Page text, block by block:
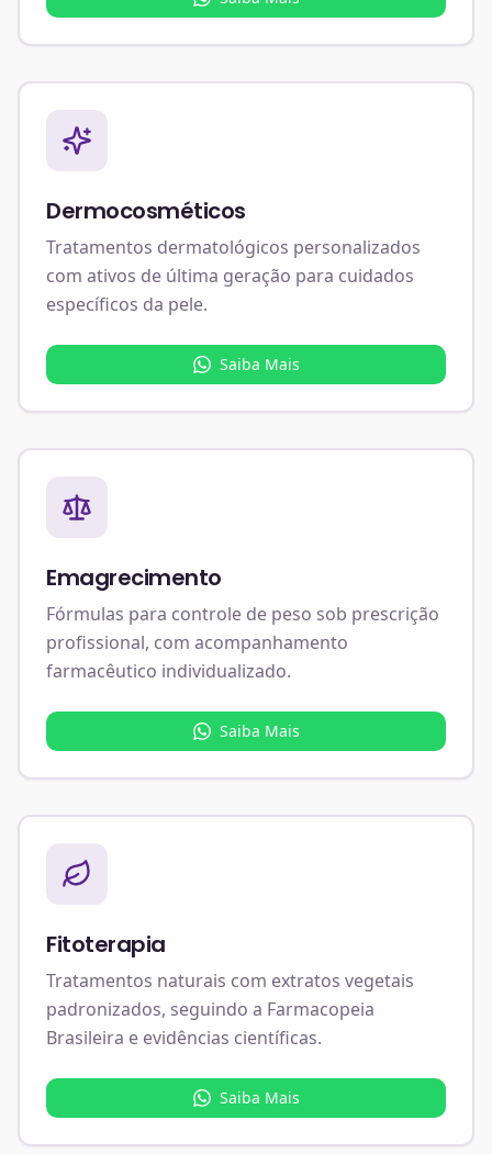
Dermocosméticos
Tratamentos dermatológicos personalizados
com ativos de última geração para cuidados
específicos da pele.
Saiba Mais
Emagrecimento
Fórmulas para controle de peso sob prescrição
profissional, com acompanhamento
farmacêutico individualizado.
Saiba Mais
Fitoterapia
Tratamentos naturais com extratos vegetais
padronizados, seguindo a Farmacopeia
Brasileira e evidências científicas.
Saiba Mais